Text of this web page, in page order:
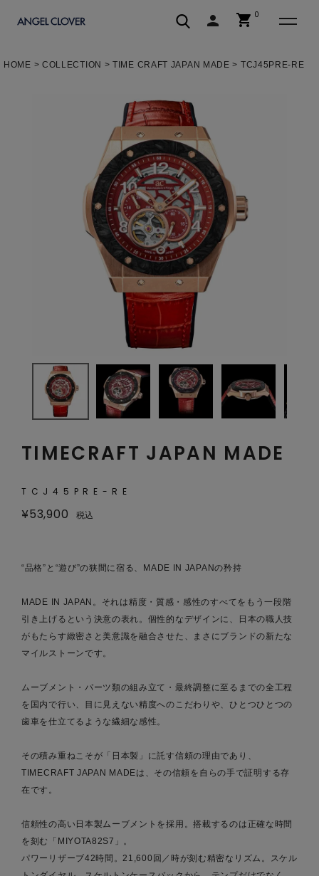
エンジェルクローバー | ANGEL
person shopping_cart 0
HOME COLLECTION TIME CRAFT JAPAN MADE TCJ45PRE-RE
TIMECRAFT JAPAN MADE
TCJ45PRE-RE
¥53,900 税込
“品格”と“遊び”の狭間に宿る、MADE IN JAPANの矜持
MADE IN JAPAN。それは精度・質感・感性のすべてをもう一段階
引き上げるという決意の表れ。個性的なデザインに、日本の職人技
がもたらす緻密さと美意識を融合させた、まさにブランドの新たな
マイルストーンです。
ムーブメント・パーツ類の組み立て・最終調整に至るまでの全工程
を国内で行い、目に見えない精度へのこだわりや、ひとつひとつの
歯車を仕立てるような繊細な感性。
その積み重ねこそが「日本製」に託す信頼の理由であり、
TIMECRAFT JAPAN MADEは、その信頼を自らの手で証明する存
在です。
信頼性の高い日本製ムーブメントを採用。搭載するのは正確な時間
を刻む「MIYOTA82S7」。
パワーリザーブ42時間。21,600回／時が刻む精密なリズム。スケル